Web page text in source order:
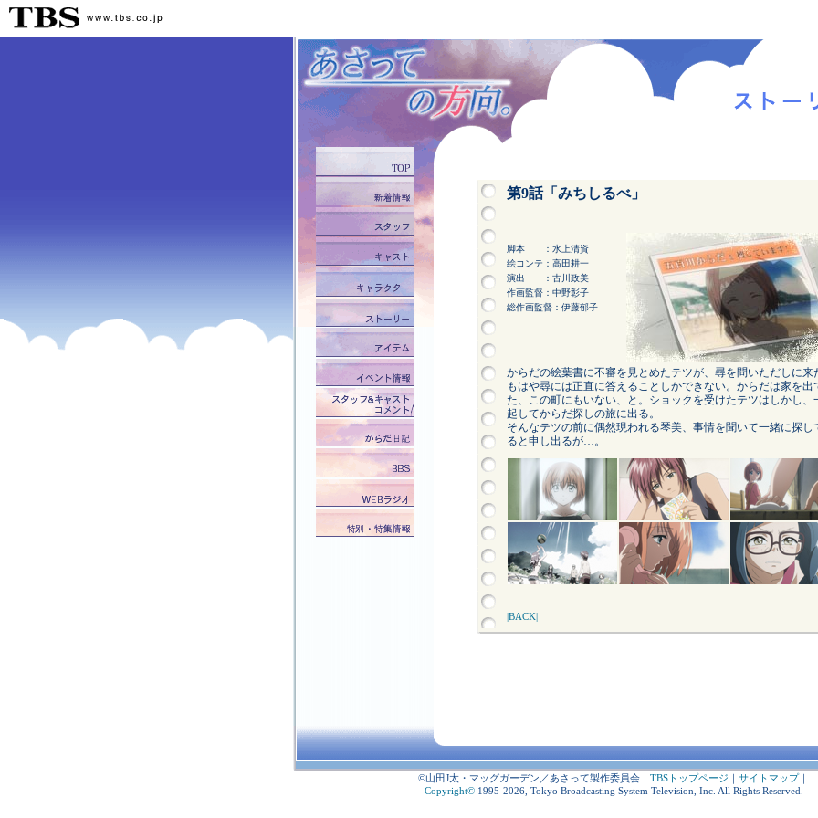
第9話「みちしるべ」
脚本 ：水上清資
絵コンテ：高田耕一
演出 ：古川政美
作画監督：中野彰子
総作画監督：伊藤郁子
からだの絵葉書に不審を見とめたテツが、尋を問いただしに来
もはや尋には正直に答えることしかできない。からだは家を出
た、この町にもいない、と。ショックを受けたテツはしかし、
起してからだ探しの旅に出る。
そんなテツの前に偶然現われる琴美、事情を聞いて一緒に探し
ると申し出るが…。
|BACK|
©山田J太・マッグガーデン／あさって製作委員会 ｜ TBSトップページ ｜ サイトマップ｜
Copyright© 1995-2026, Tokyo Broadcasting System Television, Inc. All Rights Reserved.